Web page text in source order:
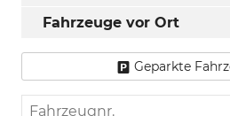
Fahrzeuge vor Ort
Geparkte
Fahrzeugnr.